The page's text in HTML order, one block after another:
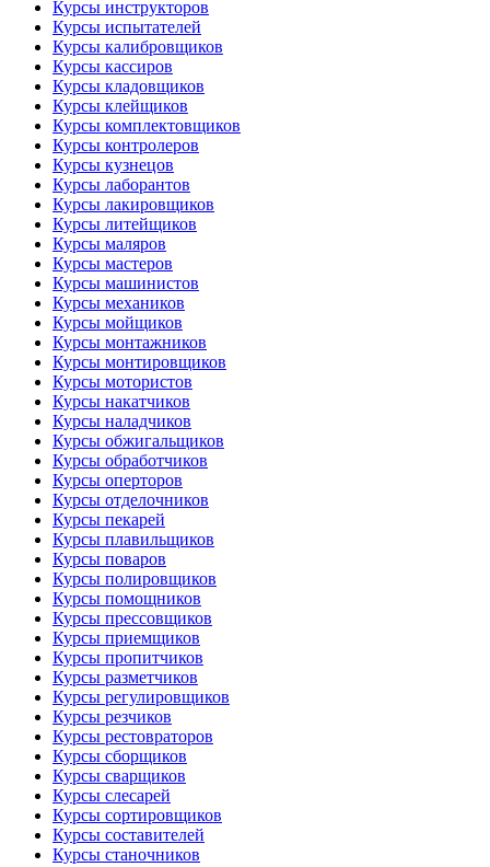
Курсы инструкторов
Курсы испытателей
Курсы калибровщиков
Курсы кассиров
Курсы кладовщиков
Курсы клейщиков
Курсы комплектовщиков
Курсы контролеров
Курсы кузнецов
Курсы лаборантов
Курсы лакировщиков
Курсы литейщиков
Курсы маляров
Курсы мастеров
Курсы машинистов
Курсы механиков
Курсы мойщиков
Курсы монтажников
Курсы монтировщиков
Курсы мотористов
Курсы накатчиков
Курсы наладчиков
Курсы обжигальщиков
Курсы обработчиков
Курсы оперторов
Курсы отделочников
Курсы пекарей
Курсы плавильщиков
Курсы поваров
Курсы полировщиков
Курсы помощников
Курсы прессовщиков
Курсы приемщиков
Курсы пропитчиков
Курсы разметчиков
Курсы регулировщиков
Курсы резчиков
Курсы рестовраторов
Курсы сборщиков
Курсы сварщиков
Курсы слесарей
Курсы сортировщиков
Курсы составителей
Курсы станочников